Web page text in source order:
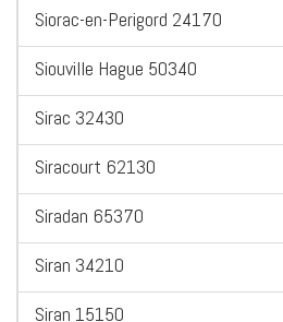
Siorac-en-Perigord 24170
Siouville Hague 50340
Sirac 32430
Siracourt 62130
Siradan 65370
Siran 34210
Siran 15150